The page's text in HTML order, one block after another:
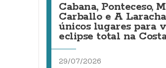
Cabana, Ponteceso,
Carballo e A
únicos lugares para
eclipse total na
29/07/2026